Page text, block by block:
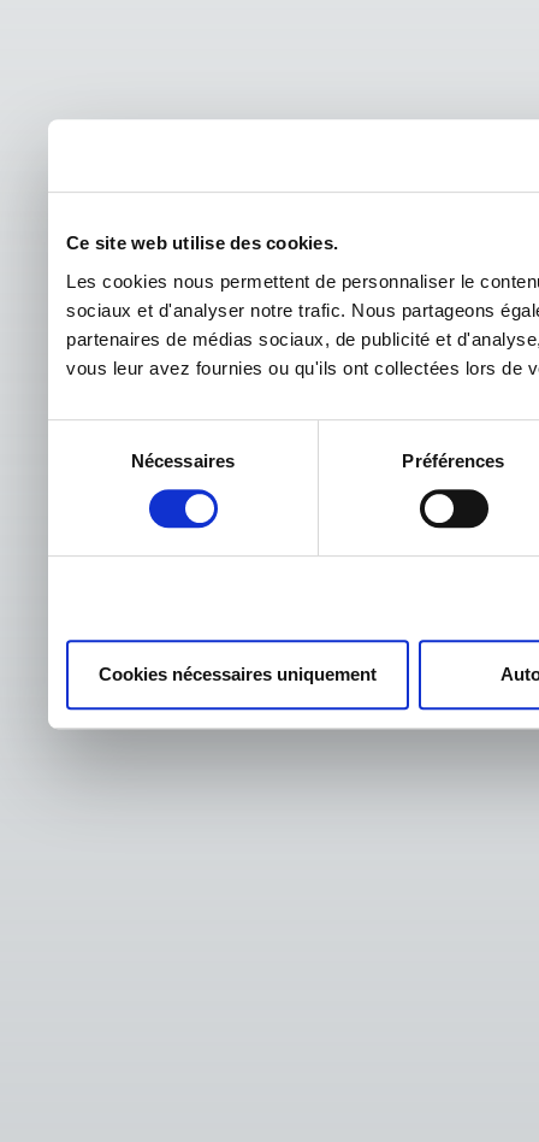
Ce site web utilise des cookies.
Les cookies nous permettent de personnaliser le
sociaux et d'analyser notre trafic. Nous partageons
partenaires de médias sociaux, de publicité et
vous leur avez fournies ou qu'ils ont collectées lors de
consentement
Nécessaires Préférences
Cookies nécessaires uniquement